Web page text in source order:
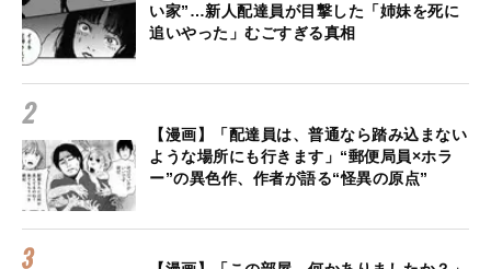
い家”…新人配達員が目撃した「姉妹を死に
追いやった」むごすぎる真相
【漫画】「配達員は、普通なら踏み込まない
ような場所にも行きます」“郵便局員×ホラ
ー”の異色作、作者が語る“怪異の原点”